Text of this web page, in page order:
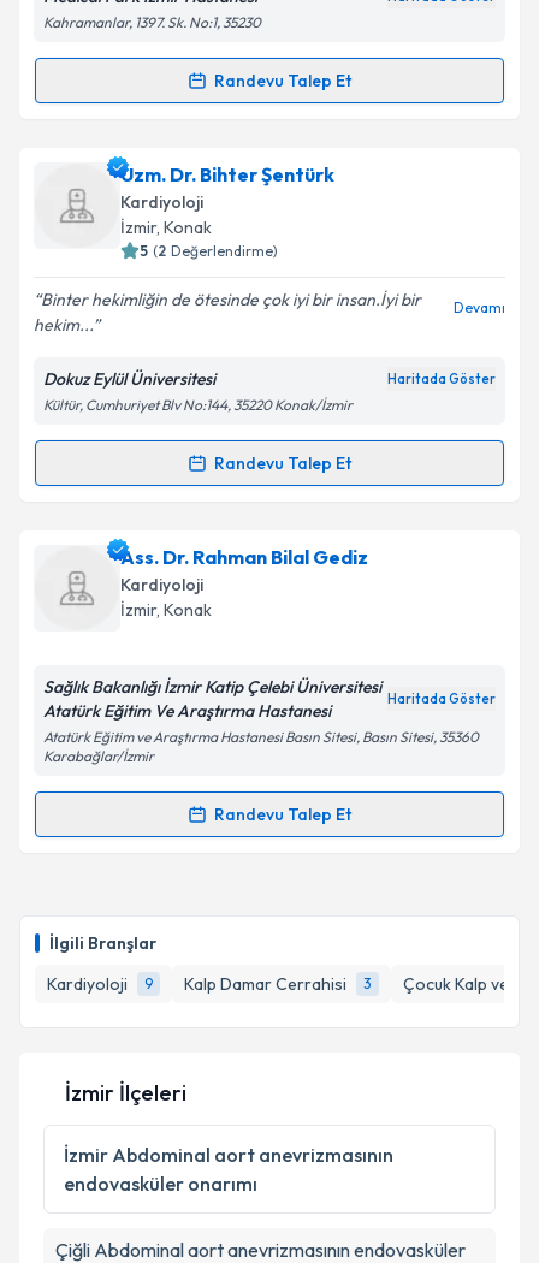
İlgili Branşlar
Kardiyoloji
9 Kalp Damar Cerrahisi 3 Çocuk Kalp ve
Kişisel verilerimin işlenmesine ilişkinAydınlatma
kapsamda işlenmesini kabul ediyorum.
Takvim Talebini Gönder
Kahramanlar, 1397. Sk. No:1, 35230
Randevu Talep Et
Randevu Takvimi Talebi
Uzm. Dr. Hasan Çetin Aydıniçin randevu takvimi
talebi oluşturun. Size bu uzmandan randevu almanız
için bir takvim hazırlandığında e-posta ile
bilgilendireceğiz.
E-posta Adresiniz
Kişisel verilerimin işlenmesine ilişkin
Metni'ni okudum ve kişisel verilerimin belirtilen
kapsamda işlenmesini kabul ediyorum.
Uzm. Dr. Bihter Şentürk
Kardiyoloji
İzmir, Konak
5 (2 Değerlendirme)
Binter hekimliğin de ötesinde çok iyi bir insan.İyi bir
hekim...
Devamı
Dokuz Eylül Üniversitesi Haritada Göster
Kültür, Cumhuriyet Blv No:144, 35220 Konak/İzmir
Randevu Talep Et
Randevu Takvimi Talebi
Uzm. Dr. Bihter Şentürkiçin randevu takvimi talebi
oluşturun. Size bu uzmandan randevu almanız için bir
takvim hazırlandığında e-posta ile bilgilendireceğiz.
Kişisel verilerimin işlenmesine ilişkin
Metni'ni okudum ve kişisel verilerimin belirtilen
kapsamda işlenmesini kabul ediyorum.
Ass. Dr. Rahman Bilal Gediz
Kardiyoloji
İzmir, Konak
Sağlık Bakanlığı İzmir Katip Çelebi Üniversitesi
Atatürk Eğitim Ve Araştırma Hastanesi
Haritada Göster
Atatürk Eğitim ve Araştırma Hastanesi Basın Sitesi, Basın Sitesi, 35360
Karabağlar/İzmir
Randevu Talep Et
Randevu Takvimi Talebi
için bir takvim hazırlandığında e-posta ile
bilgilendireceğiz.
E-posta Adresiniz
Kişisel verilerimin işlenmesine ilişkin
Metni'ni okudum ve kişisel verilerimin belirtilen
kapsamda işlenmesini kabul ediyorum.
İzmir İlçeleri
İzmir Abdominal aort anevrizmasının
endovasküler onarımı
Çiğli Abdominal aort anevrizmasının endovasküler